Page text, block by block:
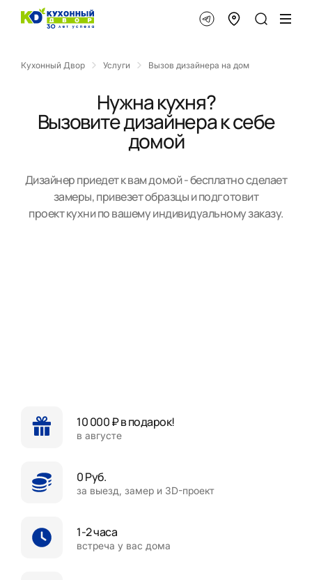
Кухонный Двор Услуги Вызов дизайнера на дом
Нужна кухня?
Вызовите дизайнера к себе
домой
Дизайнер приедет к вам домой - бесплатно сделает
замеры, привезет образцы и подготовит
проект кухни по вашему индивидуальному заказу.
10 000 ₽ в подарок!
в августе
0 Руб.
за выезд, замер и 3D-проект
1-2 часа
встреча у вас дома